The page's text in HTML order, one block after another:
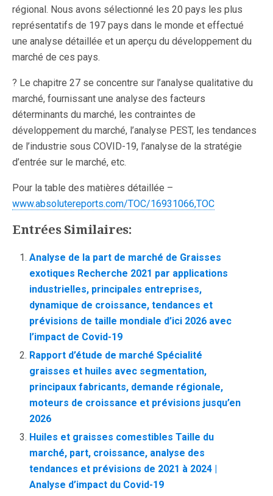
régional. Nous avons sélectionné les 20 pays les plus
représentatifs de 197 pays dans le monde et effectué
une analyse détaillée et un aperçu du développement du
marché de ces pays.
? Le chapitre 27 se concentre sur l’analyse qualitative du
marché, fournissant une analyse des facteurs
déterminants du marché, les contraintes de
développement du marché, l’analyse PEST, les tendances
de l’industrie sous COVID-19, l’analyse de la stratégie
d’entrée sur le marché, etc.
Pour la table des matières détaillée –
www.absolutereports.com/TOC/16931066,TOC
Entrées Similaires:
Analyse de la part de marché de Graisses
exotiques Recherche 2021 par applications
industrielles, principales entreprises,
dynamique de croissance, tendances et
prévisions de taille mondiale d’ici 2026 avec
l’impact de Covid-19
Rapport d’étude de marché Spécialité
graisses et huiles avec segmentation,
principaux fabricants, demande régionale,
moteurs de croissance et prévisions jusqu’en
2026
Huiles et graisses comestibles Taille du
marché, part, croissance, analyse des
tendances et prévisions de 2021 à 2024 |
Analyse d’impact du Covid-19